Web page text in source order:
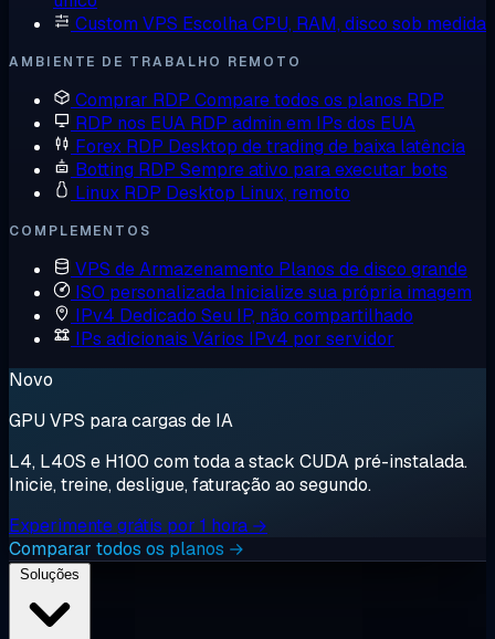
Custom VPS Escolha CPU, RAM, disco sob medida
AMBIENTE DE TRABALHO REMOTO
Comprar RDP Compare todos os planos RDP
RDP nos EUA RDP admin em IPs dos EUA
Forex RDP Desktop de trading de baixa latência
Botting RDP Sempre ativo para executar bots
Linux RDP Desktop Linux, remoto
COMPLEMENTOS
VPS de Armazenamento Planos de disco grande
ISO personalizada Inicialize sua própria imagem
IPv4 Dedicado Seu IP, não compartilhado
IPs adicionais Vários IPv4 por servidor
Novo
GPU VPS para cargas de IA
L4, L40S e H100 com toda a stack CUDA pré-instalada.
Inicie, treine, desligue, faturação ao segundo.
Experimente grátis por 1 hora →
Comparar todos os planos →